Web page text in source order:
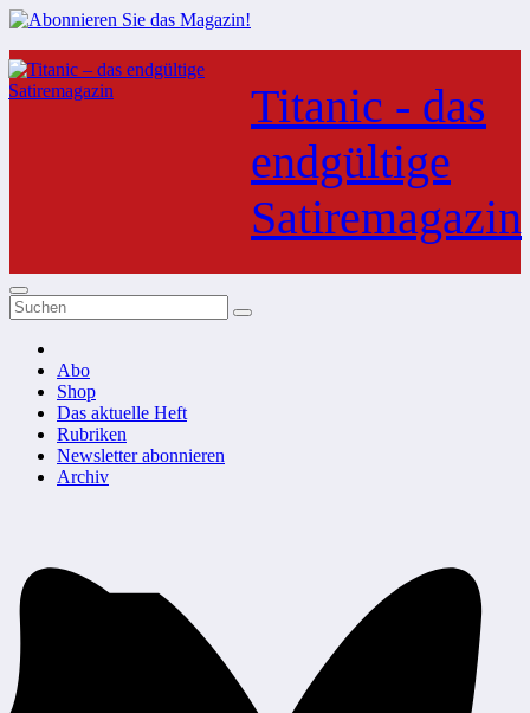
Zum
Inhalt
springen
Titanic - das
endgültige
Satiremagazin
Abo
Shop
Das aktuelle Heft
Rubriken
Newsletter abonnieren
Archiv